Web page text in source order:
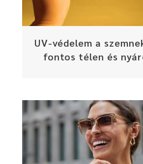
UV-védelem a
fontos télen és